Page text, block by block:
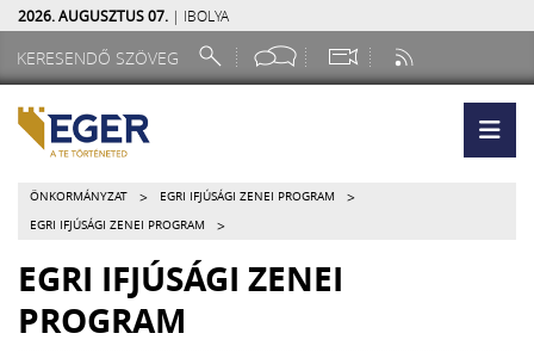
2026. AUGUSZTUS 07. | IBOLYA
ÖNKORMÁNYZAT > EGRI IFJÚSÁGI ZENEI PROGRAM >
EGRI IFJÚSÁGI ZENEI PROGRAM >
EGRI IFJÚSÁGI ZENEI
PROGRAM